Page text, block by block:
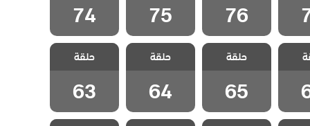
76
75
74
مسلسل اخوتي
4 مدبلج الحلقة
65
حلقة
65
مسلسل اخوتي
4 مدبلج الحلقة
64
حلقة
64
مسلسل اخوتي
4 مدبلج الحلقة
63
حلقة
63
مسلسل اخوتي
مسلسل اخوتي
مسلسل اخوتي